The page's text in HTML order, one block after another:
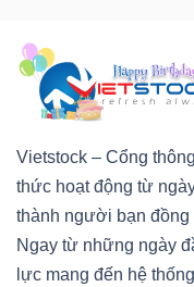
Vietstock – Cổng
thức hoạt động từ
thành người bạn đồng
Ngay từ những ngày
lực mang đến hệ